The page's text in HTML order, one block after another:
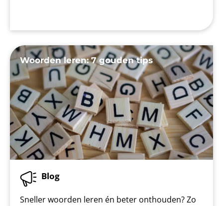
Woorden leren: 7 gouden tips
Blog
Sneller woorden leren én beter onthouden? Zo